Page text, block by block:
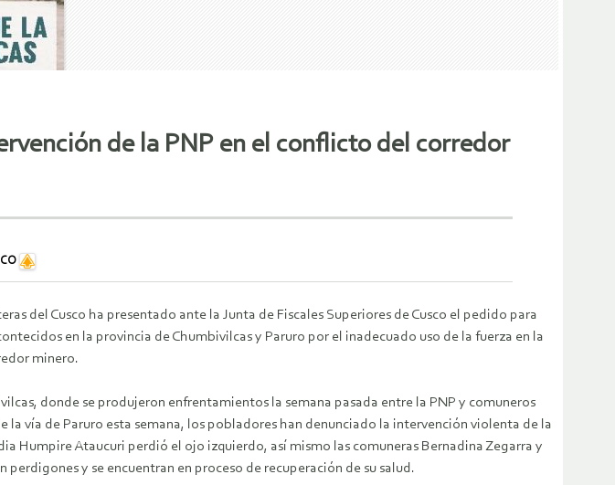
de la PNP en el conflicto del corredor
del Cusco ha presentado ante la Junta de Fiscales Superiores de Cusco el pedido para
en la provincia de Chumbivilcas y Paruro por el inadecuado uso de la fuerza en la
minero.
donde se produjeron enfrentamientos la semana pasada entre la PNP y comuneros
la vía de Paruro esta semana, los pobladores han denunciado la intervención violenta de la
Humpire Ataucuri perdió el ojo izquierdo, así mismo las comuneras Bernadina Zegarra y
y se encuentran en proceso de recuperación de su salud.